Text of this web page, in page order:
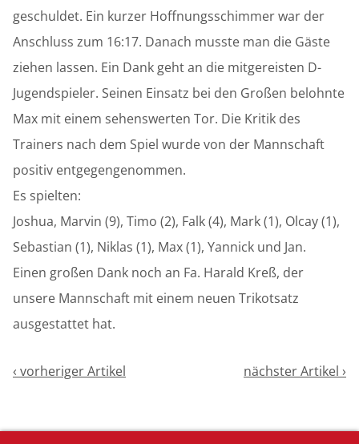
geschuldet. Ein kurzer Hoffnungsschimmer war der
Anschluss zum 16:17. Danach musste man die Gäste
ziehen lassen. Ein Dank geht an die mitgereisten D-
Jugendspieler. Seinen Einsatz bei den Großen belohnte
Max mit einem sehenswerten Tor. Die Kritik des
Trainers nach dem Spiel wurde von der Mannschaft
positiv entgegengenommen.
Es spielten:
Joshua, Marvin (9), Timo (2), Falk (4), Mark (1), Olcay (1),
Sebastian (1), Niklas (1), Max (1), Yannick und Jan.
Einen großen Dank noch an Fa. Harald Kreß, der
unsere Mannschaft mit einem neuen Trikotsatz
ausgestattet hat.
‹ vorheriger Artikel nächster Artikel ›